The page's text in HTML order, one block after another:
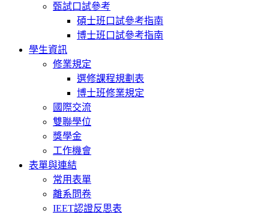
甄試口試參考
碩士班口試參考指南
博士班口試參考指南
學生資訊
修業規定
選修課程規劃表
博士班修業規定
國際交流
雙聯學位
獎學金
工作機會
表單與連結
常用表單
離系問卷
IEET認證反思表